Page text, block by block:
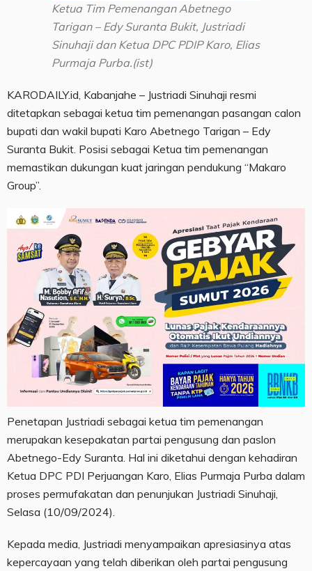
Ketua Tim Pemenangan Abetnego
Tarigan – Edy Suranta Bukit, Justriadi
Sinuhaji dan Ketua DPC PDIP Karo, Elias
Purmaja Purba.(ist)
KARODAILY.id, Kabanjahe – Justriadi Sinuhaji resmi
ditetapkan sebagai ketua tim pemenangan pasangan calon
bupati dan wakil bupati Karo Abetnego Tarigan – Edy
Suranta Bukit. Posisi sebagai Ketua tim pemenangan
memastikan dukungan kuat jaringan pendukung “Makaro
Group”.
Penetapan Justriadi sebagai ketua tim pemenangan
merupakan kesepakatan partai pengusung dan paslon
Abetnego-Edy Suranta. Hal ini diketahui dengan kehadiran
Ketua DPC PDI Perjuangan Karo, Elias Purmaja Purba dalam
proses permufakatan dan penunjukan Justriadi Sinuhaji,
Selasa (10/09/2024).
Kepada media, Justriadi menyampaikan apresiasinya atas
kepercayaan yang telah diberikan oleh partai pengusung